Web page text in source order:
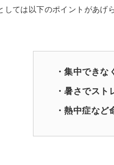
しては以下のポイントがあげ
集中できな
暑さでスト
熱中症など